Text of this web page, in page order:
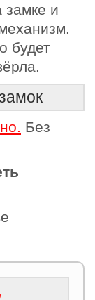
замке и
будет
Без